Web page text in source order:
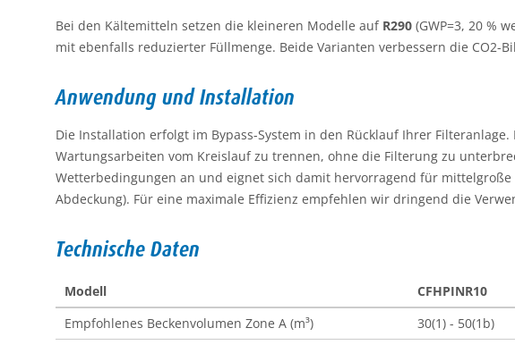
Bei den Kältemitteln setzen die kleineren Modelle auf R290 (GWP=3, 20 %
mit ebenfalls reduzierter Füllmenge. Beide Varianten verbessern die
Anwendung und Installation
Die Installation erfolgt im Bypass-System in den Rücklauf Ihrer
Wartungsarbeiten vom Kreislauf zu trennen, ohne die Filterung zu
Wetterbedingungen an und eignet sich damit hervorragend für
Abdeckung). Für eine maximale Effizienz empfehlen wir dringend die
Technische Daten
Modell CFHPINR10
Empfohlenes Beckenvolumen Zone A (m³)
30(1) - 50(1b)